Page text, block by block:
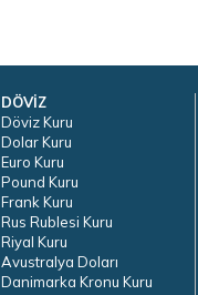
DÖVİZ
Döviz Kuru
Dolar Kuru
Euro Kuru
Pound Kuru
Frank Kuru
Rus Rublesi Kuru
Riyal Kuru
Avustralya Doları
Danimarka Kronu Kuru